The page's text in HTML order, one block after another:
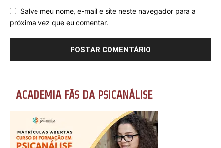
Salve meu nome, e-mail e site neste navegador para a
próxima vez que eu comentar.
ACADEMIA FÃS DA PSICANÁLISE